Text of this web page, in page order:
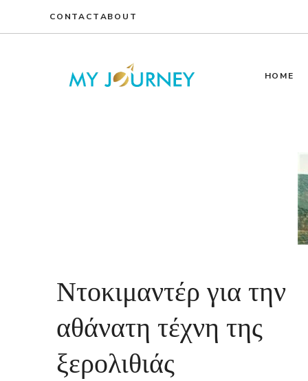
CONTACTABOUT
HOME
Ντοκιμαντέρ για την
αθάνατη τέχνη της
ξερολιθιάς